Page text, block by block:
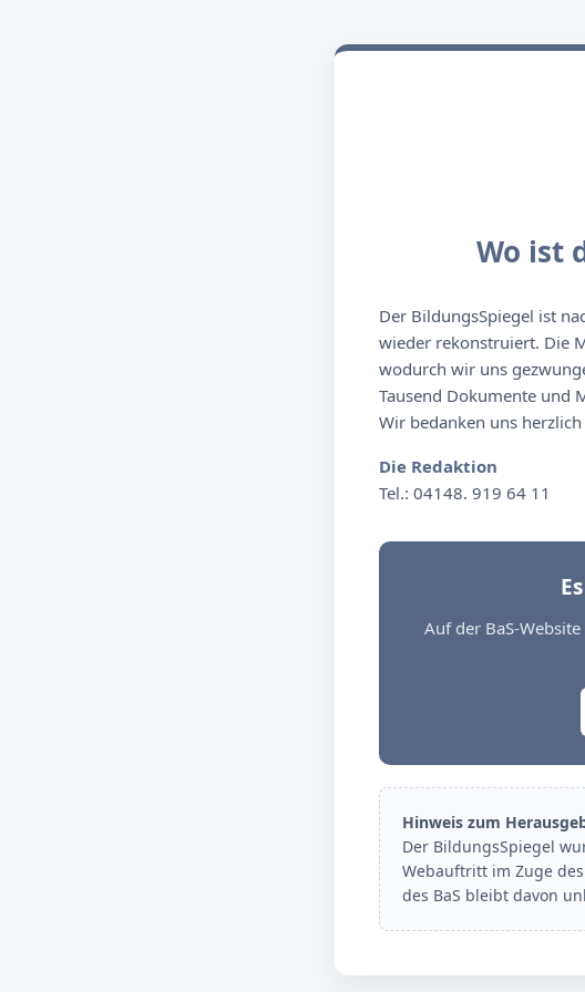
Wo ist
Der BildungsSpiegel ist
wieder rekonstruiert. Die
wodurch wir uns
Tausend Dokumente und
Wir bedanken uns
Die Redaktion
Tel.: 04148. 919 64 11
Auf der BaS-
Hinweis zum
Der BildungsSpiegel
Webauftritt im Zuge
des BaS bleibt davon